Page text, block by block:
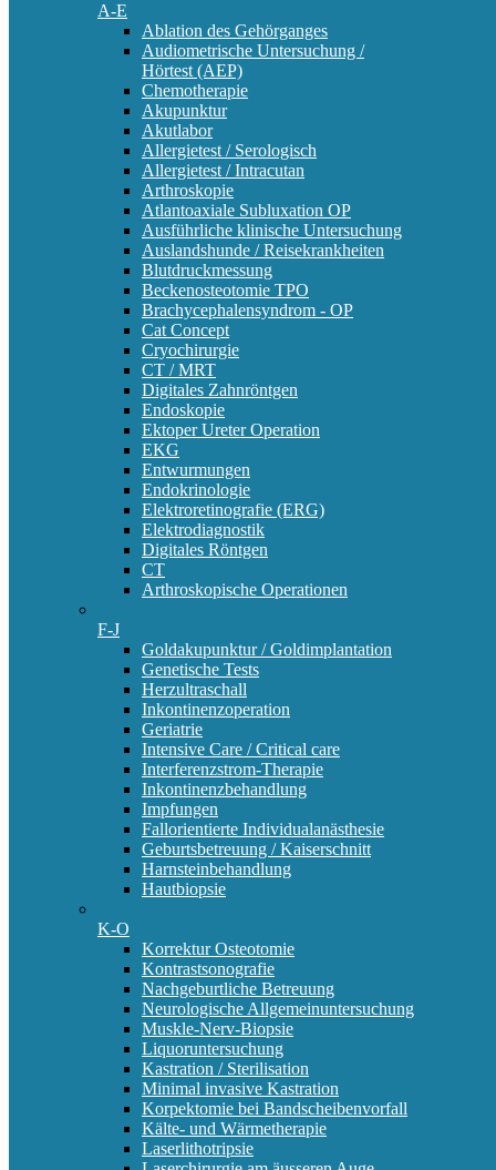
A-E
Ablation des Gehörganges
Audiometrische Untersuchung /
Hörtest (AEP)
Chemotherapie
Akupunktur
Akutlabor
Allergietest / Serologisch
Allergietest / Intracutan
Arthroskopie
Atlantoaxiale Subluxation OP
Ausführliche klinische Untersuchung
Auslandshunde / Reisekrankheiten
Blutdruckmessung
Beckenosteotomie TPO
Brachycephalensyndrom - OP
Cat Concept
Cryochirurgie
CT / MRT
Digitales Zahnröntgen
Endoskopie
Ektoper Ureter Operation
EKG
Entwurmungen
Endokrinologie
Elektroretinografie (ERG)
Elektrodiagnostik
Digitales Röntgen
CT
Arthroskopische Operationen
F-J
Goldakupunktur / Goldimplantation
Genetische Tests
Herzultraschall
Inkontinenzoperation
Geriatrie
Intensive Care / Critical care
Interferenzstrom-Therapie
Inkontinenzbehandlung
Impfungen
Fallorientierte Individualanästhesie
Geburtsbetreuung / Kaiserschnitt
Harnsteinbehandlung
Hautbiopsie
K-O
Korrektur Osteotomie
Kontrastsonografie
Nachgeburtliche Betreuung
Neurologische Allgemeinuntersuchung
Muskle-Nerv-Biopsie
Liquoruntersuchung
Kastration / Sterilisation
Minimal invasive Kastration
Korpektomie bei Bandscheibenvorfall
Kälte- und Wärmetherapie
Laserlithotripsie